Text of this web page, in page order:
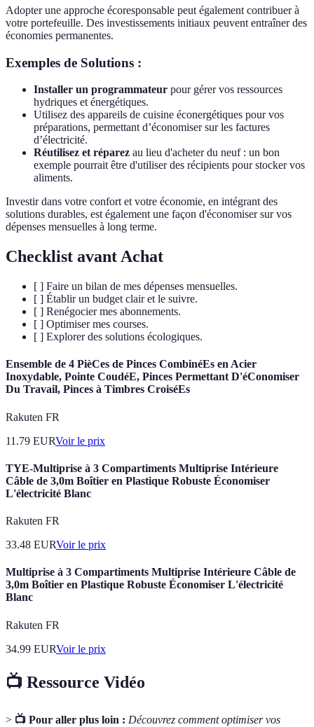
Adopter une approche écoresponsable peut également contribuer à
votre portefeuille. Des investissements initiaux peuvent entraîner des
économies permanentes.
Exemples de Solutions :
Installer un programmateur pour gérer vos ressources
hydriques et énergétiques.
Utilisez des appareils de cuisine éconergétiques pour vos
préparations, permettant d’économiser sur les factures
d’électricité.
Réutilisez et réparez au lieu d'acheter du neuf : un bon
exemple pourrait être d'utiliser des récipients pour stocker vos
aliments.
Investir dans votre confort et votre économie, en intégrant des
solutions durables, est également une façon d'économiser sur vos
dépenses mensuelles à long terme.
Checklist avant Achat
[ ] Faire un bilan de mes dépenses mensuelles.
[ ] Établir un budget clair et le suivre.
[ ] Renégocier mes abonnements.
[ ] Optimiser mes courses.
[ ] Explorer des solutions écologiques.
Ensemble de 4 PièCes de Pinces CombinéEs en Acier
Inoxydable, Pointe CoudéE, Pinces Permettant D'éConomiser
Du Travail, Pinces à Timbres CroiséEs
Rakuten FR
11.79 EURVoir le prix
TYE-Multiprise à 3 Compartiments Multiprise Intérieure
Câble de 3,0m Boîtier en Plastique Robuste Économiser
L'électricité Blanc
Rakuten FR
33.48 EURVoir le prix
Multiprise à 3 Compartiments Multiprise Intérieure Câble de
3,0m Boîtier en Plastique Robuste Économiser L'électricité
Blanc
Rakuten FR
34.99 EURVoir le prix
📺 Ressource Vidéo
> 📺 Pour aller plus loin : Découvrez comment optimiser vos